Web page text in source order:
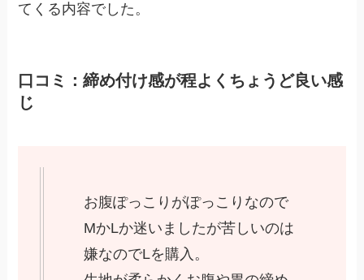
てくる内容でした。
口コミ：締め付け感が程よくちょうど良い感
じ
お腹ぽっこりがぽっこりなので
MかLか迷いましたが苦しいのは
嫌なのでLを購入。